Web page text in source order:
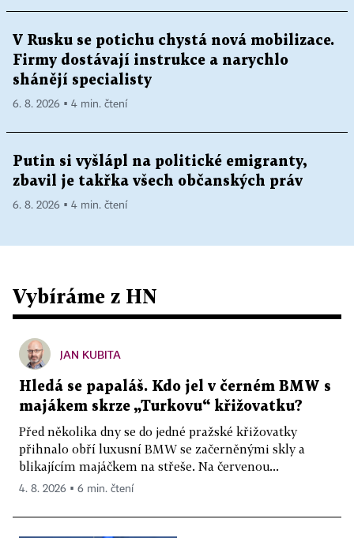
V Rusku se potichu chystá nová mobilizace.
Firmy dostávají instrukce a narychlo
shánějí specialisty
6. 8. 2026 ▪ 4 min. čtení
Putin si vyšlápl na politické emigranty,
zbavil je takřka všech občanských práv
6. 8. 2026 ▪ 4 min. čtení
Vybíráme z HN
JAN KUBITA
Hledá se papaláš. Kdo jel v černém BMW s
majákem skrze „Turkovu“ křižovatku?
Před několika dny se do jedné pražské křižovatky
přihnalo obří luxusní BMW se začerněnými skly a
blikajícím majáčkem na střeše. Na červenou...
4. 8. 2026 ▪ 6 min. čtení